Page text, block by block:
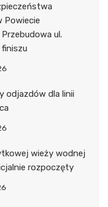
Powiecie
Przebudowa ul.
odjazdów dla linii
wieży wodnej
rozpoczęty